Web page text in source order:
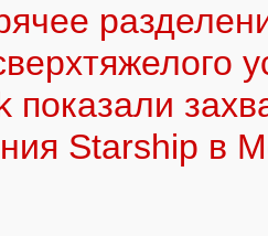
показали
Starship в